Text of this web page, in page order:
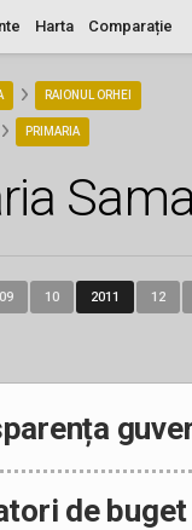
Harta Comparație
RAIONUL ORHEI
PRIMARIA
09 10 2011 12
de buget